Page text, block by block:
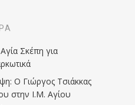
Σκέπη για
Ο Γιώργος Τσιάκκας
στην Ι.Μ. Αγίου